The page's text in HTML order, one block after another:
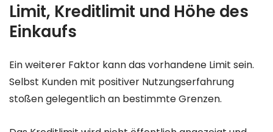
Limit, Kreditlimit und Höhe des
Einkaufs
Ein weiterer Faktor kann das vorhandene Limit sein.
Selbst Kunden mit positiver Nutzungserfahrung
stoßen gelegentlich an bestimmte Grenzen.